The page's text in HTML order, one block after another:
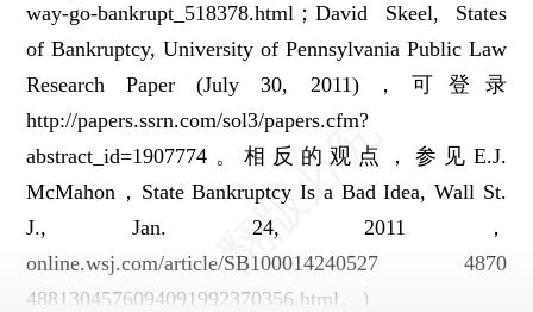
way-go-bankrupt_518378.html；David Skeel, States
of Bankruptcy, University of Pennsylvania Public Law
Research Paper (July 30, 2011)，可登录
http://papers.ssrn.com/sol3/papers.cfm?
abstract_id=1907774。相反的观点，参见E.J.
McMahon，State Bankruptcy Is a Bad Idea, Wall St.
J., Jan. 24, 2011，
online.wsj.com/article/SB100014240527 4870
4881304576094091992370356.html。）